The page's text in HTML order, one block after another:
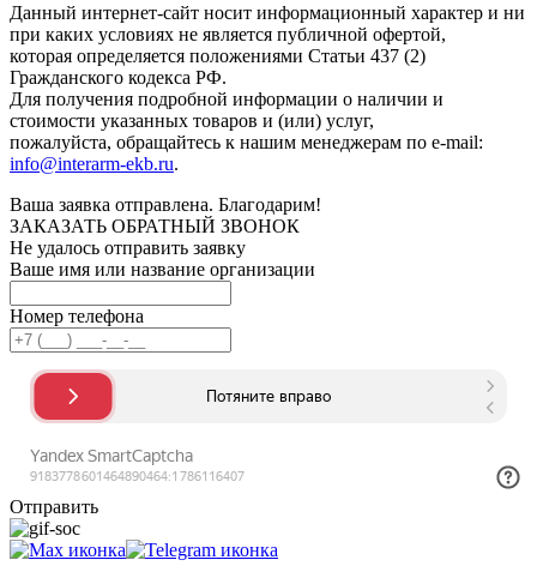
Данный интернет-сайт носит информационный характер и ни
при каких условиях не является публичной офертой,
которая определяется положениями Статьи 437 (2)
Гражданского кодекса РФ.
Для получения подробной информации о наличии и
стоимости указанных товаров и (или) услуг,
пожалуйста, обращайтесь к нашим менеджерам по e-mail:
info@interarm-ekb.ru.
Ваша заявка отправлена. Благодарим!
ЗАКАЗАТЬ ОБРАТНЫЙ ЗВОНОК
Не удалось отправить заявку
Ваше имя или название организации
Номер телефона
Отправить